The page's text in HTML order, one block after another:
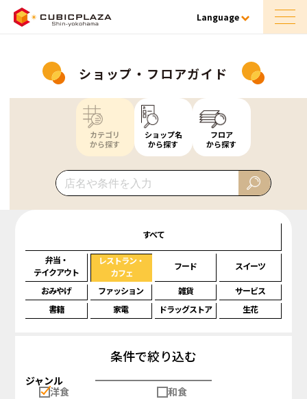
Language
ショップ・フロアガイド
カテゴリ
から探す
ショップ名
から探す
フロア
から探す
すべて
弁当・
テイクアウト
レストラン・
カフェ
フード スイーツ
おみやげ ファッション 雑貨
サービス
書籍
家電 ドラッグストア 生花
条件で絞り込む
ジャンル
洋食
和食